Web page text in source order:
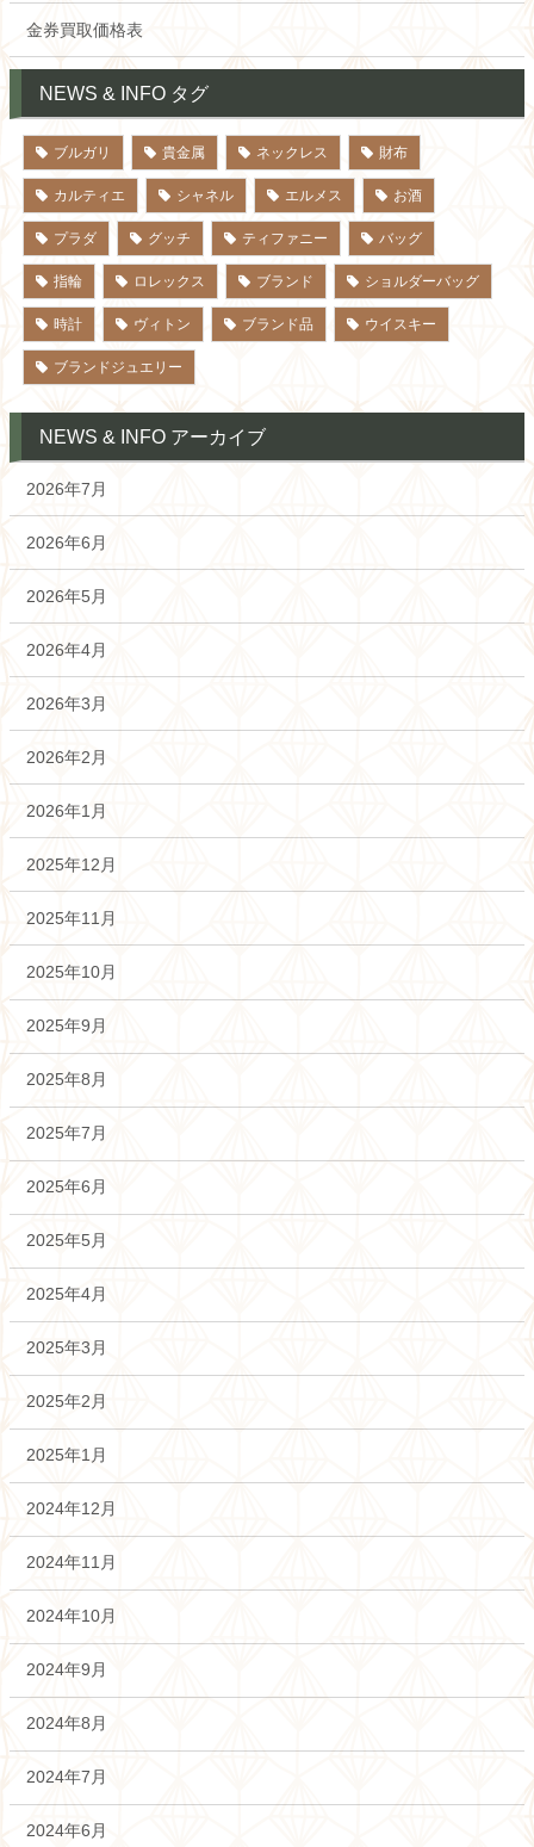
金券買取価格表
NEWS & INFO タグ
ブルガリ 貴金属 ネックレス 財布
カルティエ シャネル エルメス お酒
プラダ グッチ ティファニー バッグ
指輪 ロレックス ブランド ショルダーバッグ
時計 ヴィトン ブランド品 ウイスキー
ブランドジュエリー
NEWS & INFO アーカイブ
2026年7月
2026年6月
2026年5月
2026年4月
2026年3月
2026年2月
2026年1月
2025年12月
2025年11月
2025年10月
2025年9月
2025年8月
2025年7月
2025年6月
2025年5月
2025年4月
2025年3月
2025年2月
2025年1月
2024年12月
2024年11月
2024年10月
2024年9月
2024年8月
2024年7月
2024年6月